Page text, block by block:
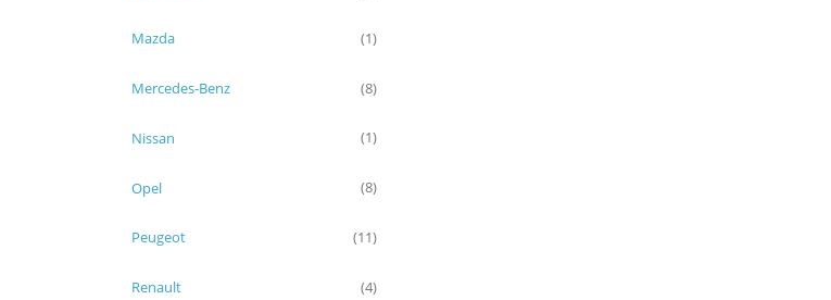
Mazda (1)
Mercedes-Benz (8)
Nissan (1)
Opel (8)
Peugeot (11)
Renault (4)